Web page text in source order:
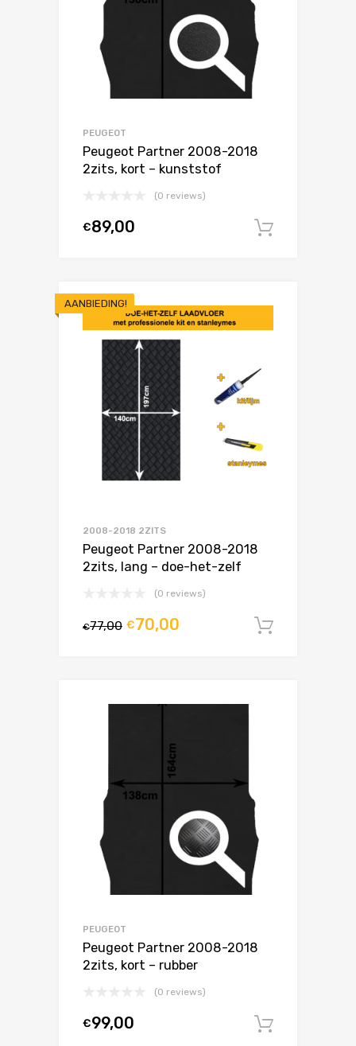
PEUGEOT
Peugeot Partner 2008-2018
2zits, kort – kunststof
(0 reviews)
€89,00
AANBIEDING!
2008-2018 2ZITS
Peugeot Partner 2008-2018
2zits, lang – doe-het-zelf
(0 reviews)
€77,00 €70,00
PEUGEOT
Peugeot Partner 2008-2018
2zits, kort – rubber
(0 reviews)
€99,00